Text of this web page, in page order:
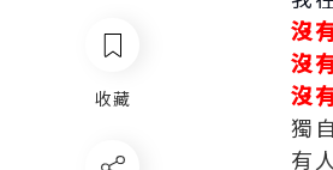
收藏
沒
沒
沒
獨
有